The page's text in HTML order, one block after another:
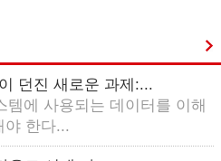
던진 새로운 과제:...
에 사용되는 데이터를 이해
야 한다...